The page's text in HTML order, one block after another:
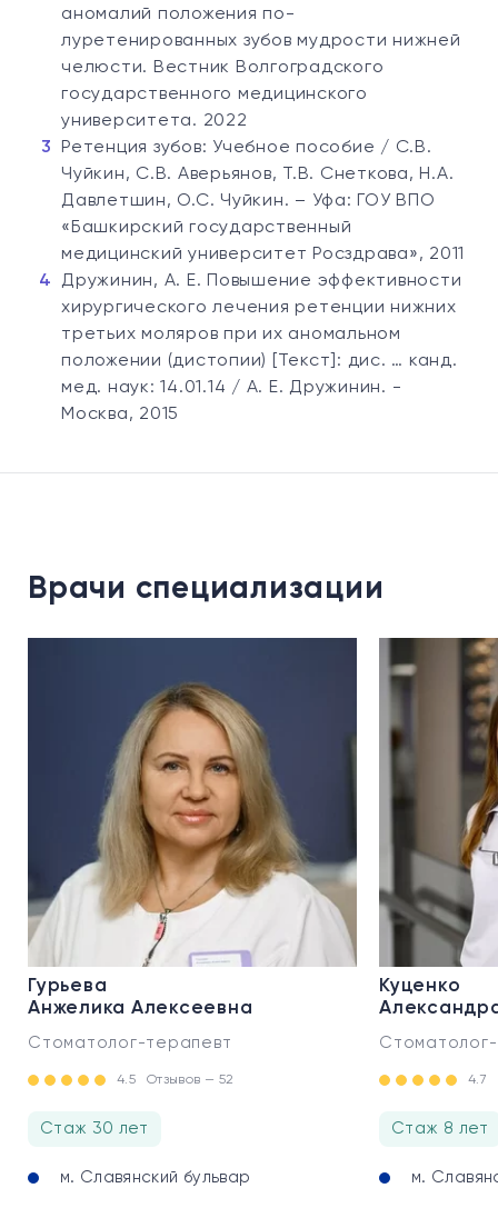
аномалий положения по-
луретенированных зубов мудрости нижней
челюсти. Вестник Волгоградского
государственного медицинского
университета. 2022
Ретенция зубов: Учебное пособие / С.В.
Чуйкин, С.В. Аверьянов, Т.В. Снеткова, Н.А.
Давлетшин, О.С. Чуйкин. – Уфа: ГОУ ВПО
«Башкирский государственный
медицинский университет Росздрава», 2011
Дружинин, А. Е. Повышение эффективности
хирургического лечения ретенции нижних
третьих моляров при их аномальном
положении (дистопии) [Текст]: дис. … канд.
мед. наук: 14.01.14 / А. Е. Дружинин. -
Москва, 2015
Врачи специализации
Гурьева
Анжелика Алексеевна
Стоматолог-терапевт
4.5 Отзывов — 52
Стаж 30 лет
м. Славянский бульвар
Куценко
4.7
Стаж 8 лет
м.